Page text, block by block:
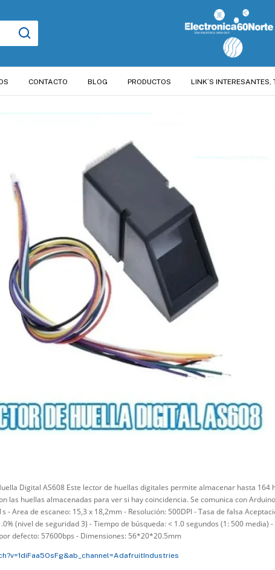
CONTACTO BLOG PRODUCTOS LINK´S INTERESANTES,
Digital AS608 Este lector de huellas digitales permite almacenar hasta 164
las huellas almacenadas para ver si hay coincidencia. Se comunica con
- Area de escaneo: 15,3 x 18,2mm - Resolución: 500DPI - Tasa de falsa
(nivel de seguridad 3) - Tiempo de búsqueda: < 1.0 segundos (1: 500 media)
defecto: 57600bps - Dimensiones: 56*20*20.5mm